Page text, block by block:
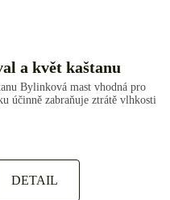
a květ kaštanu
Bylinková mast vhodná pro
účinně zabraňuje ztrátě vlhkosti
DETAIL